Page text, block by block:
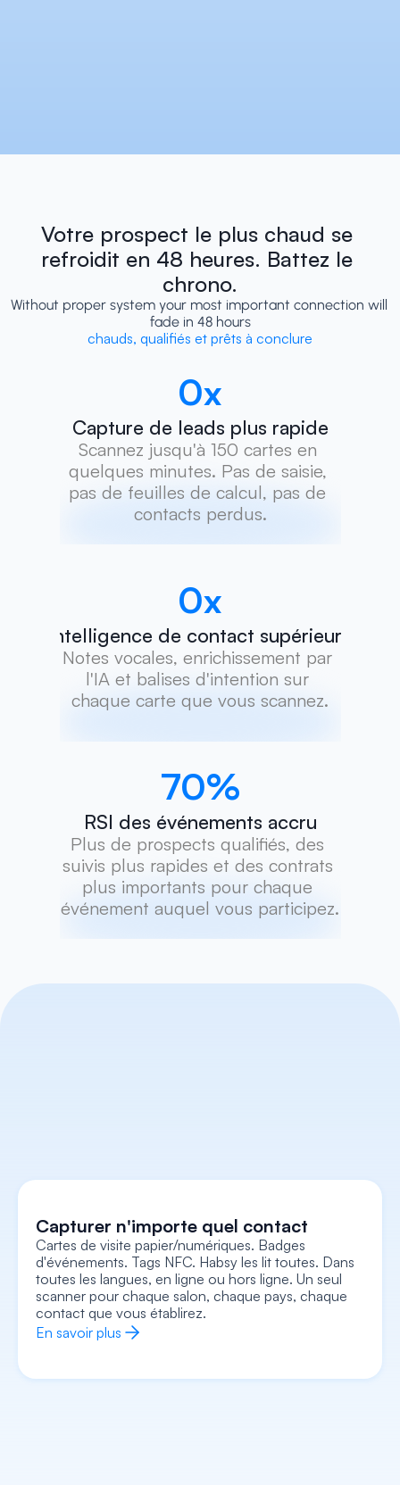
Votre prospect le plus chaud se
refroidit en 48 heures. Battez le
chrono.
Without proper system your most important connection will
fade in 48 hours
chauds, qualifiés et prêts à conclure
0x
Capture de leads plus rapide
Scannez jusqu'à 150 cartes en
quelques minutes. Pas de saisie,
pas de feuilles de calcul, pas de
contacts perdus.
0x
Intelligence de contact supérieure
Notes vocales, enrichissement par
l'IA et balises d'intention sur
chaque carte que vous scannez.
70%
RSI des événements accru
Plus de prospects qualifiés, des
suivis plus rapides et des contrats
plus importants pour chaque
événement auquel vous participez.
Capturer n'importe quel contact
Cartes de visite papier/numériques. Badges
d'événements. Tags NFC. Habsy les lit toutes. Dans
toutes les langues, en ligne ou hors ligne. Un seul
scanner pour chaque salon, chaque pays, chaque
contact que vous établirez.
En savoir plus
Capturez chaque contexte
Enregistrez des notes vocales, ajoutez des notes
textuelles, joignez une photo/un selfie et
consignez des signaux d'intention, le tout associé à
la fiche. Repartez avec tout le contexte, pas
seulement un nom et un numéro.
En savoir plus